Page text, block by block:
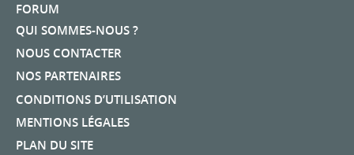
FORUM
QUI SOMMES-NOUS ?
NOUS CONTACTER
NOS PARTENAIRES
CONDITIONS D’UTILISATION
MENTIONS LÉGALES
PLAN DU SITE